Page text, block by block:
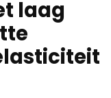
laag